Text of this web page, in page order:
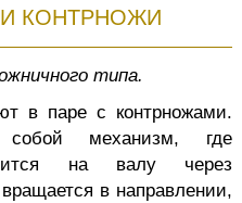
КОНТРНОЖИ
типа.
в паре с контрножами.
собой механизм, где
на валу через
в направлении,